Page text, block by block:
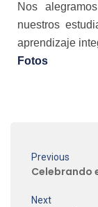
Nos
nuestros
aprendizaje
Fotos
Previous
Celebrando
Next